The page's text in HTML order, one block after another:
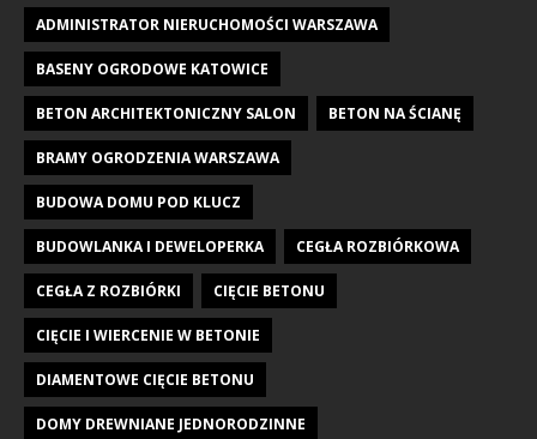
ADMINISTRATOR NIERUCHOMOŚCI WARSZAWA
BASENY OGRODOWE KATOWICE
BETON ARCHITEKTONICZNY SALON BETON NA ŚCIANĘ
BRAMY OGRODZENIA WARSZAWA
BUDOWA DOMU POD KLUCZ
BUDOWLANKA I DEWELOPERKA CEGŁA ROZBIÓRKOWA
CEGŁA Z ROZBIÓRKI CIĘCIE BETONU
CIĘCIE I WIERCENIE W BETONIE
DIAMENTOWE CIĘCIE BETONU
DOMY DREWNIANE JEDNORODZINNE